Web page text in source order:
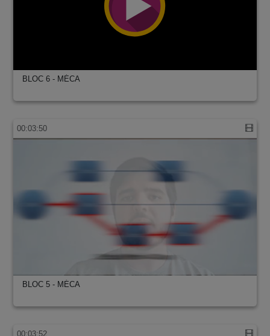
BLOC 6 - MÉCA
00:03:50
BLOC 5 - MÉCA
00:03:52